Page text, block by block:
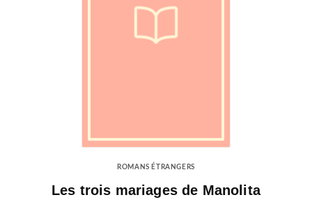
ROMANS ÉTRANGERS
Les trois mariages de Manolita